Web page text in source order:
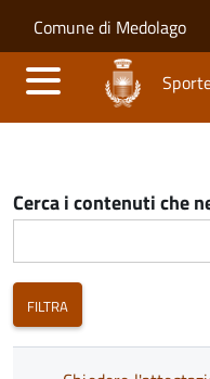
Salta al
Skip to site
Comune di Medolago
Cerca i contenuti che